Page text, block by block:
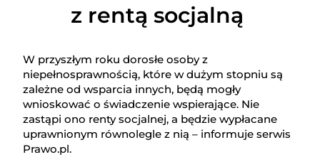
z rentą socjalną
W przyszłym roku dorosłe osoby z
niepełnosprawnością, które w dużym stopniu są
zależne od wsparcia innych, będą mogły
wnioskować o świadczenie wspierające. Nie
zastąpi ono renty socjalnej, a będzie wypłacane
uprawnionym równolegle z nią – informuje serwis
Prawo.pl.